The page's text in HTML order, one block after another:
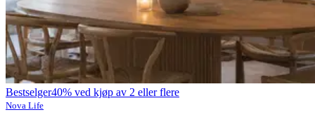
Bestselger40% ved kjøp av 2 eller flere
Nova Life